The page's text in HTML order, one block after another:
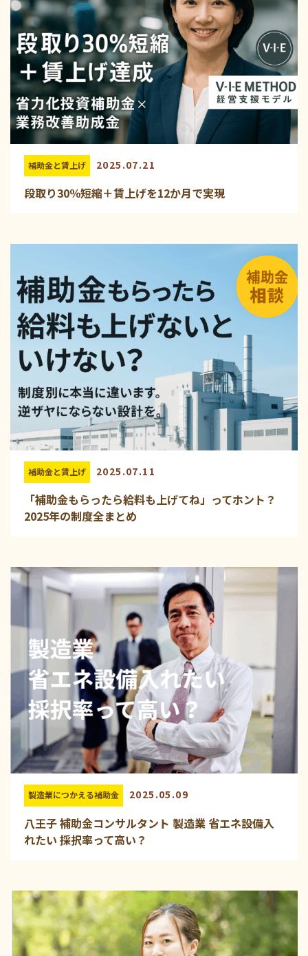
補助金と賃上げ 2025.07.21
段取り30％短縮＋賃上げを12か月で実現
補助金と賃上げ 2025.07.11
「補助金もらったら給料も上げてね」ってホント？
2025年の制度全まとめ
製造業につかえる補助金 2025.05.09
八王子 補助金コンサルタント 製造業 省エネ設備入
れたい 採択率って高い？